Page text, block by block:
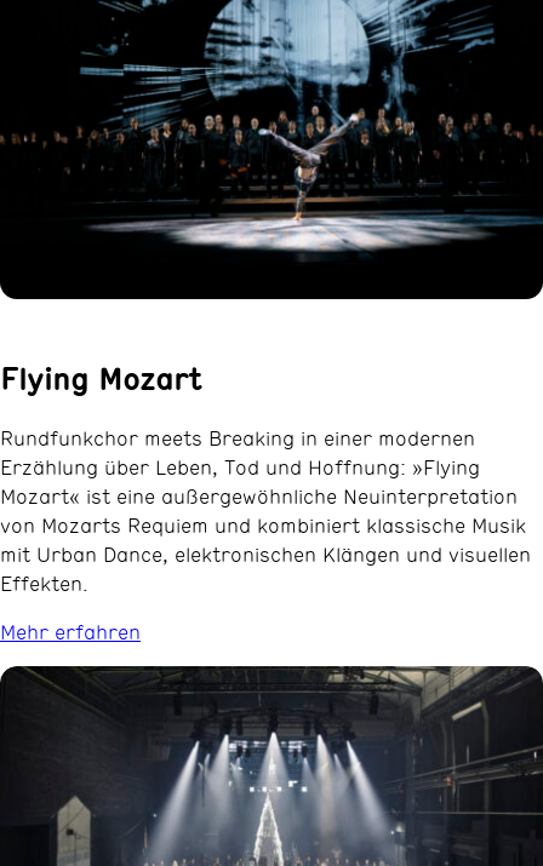
Flying Mozart
Rundfunkchor meets Breaking in einer modernen
Erzählung über Leben, Tod und Hoffnung: »Flying
Mozart« ist eine außergewöhnliche Neuinterpretation
von Mozarts Requiem und kombiniert klassische Musik
mit Urban Dance, elektronischen Klängen und visuellen
Effekten.
Mehr erfahren